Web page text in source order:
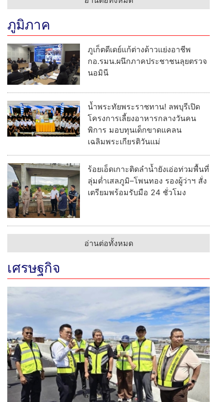
ภูมิภาค
ภูเก็ตดีเดย์แก้ต่างด้าวแย่งอาชีพ
กอ.รมน.ผนึกภาคประชาชนลุยตรวจ
นอมินี
น้ำพระทัยพระราชทาน! ลพบุรีเปิด
โครงการเลี้ยงอาหารกลางวันคน
พิการ มอบทุนเด็กขาดแคลน
เฉลิมพระเกียรติวันแม่
ร้อยเอ็ดเกาะติดลำน้ำยังเอ่อท่วมพื้นที่
ลุ่มต่ำเสลภูมิ–โพนทอง รองผู้ว่าฯ สั่ง
เตรียมพร้อมรับมือ 24 ชั่วโมง
อ่านต่อทั้งหมด
เศรษฐกิจ